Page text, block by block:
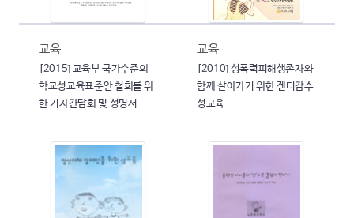
교육
[2015] 교육부 국가수준의
학교성교육표준안 철회를 위
한 기자간담회 및 성명서
교육
[2010] 성폭력피해생존자와
함께 살아가기 위한 젠더감수
성교육